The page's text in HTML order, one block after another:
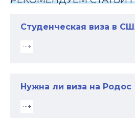
Студенческая виза в
Нужна ли виза на Родос